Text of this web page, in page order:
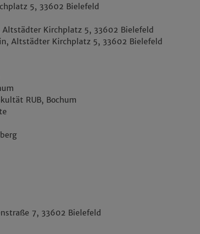
5, 33602 Bielefeld
Altstädter Kirchplatz 5, 33602 Bielefeld
Altstädter Kirchplatz 5, 33602 Bielefeld
RUB, Bochum
7, 33602 Bielefeld